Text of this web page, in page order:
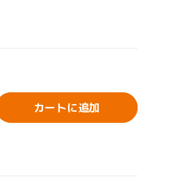
カートに追加